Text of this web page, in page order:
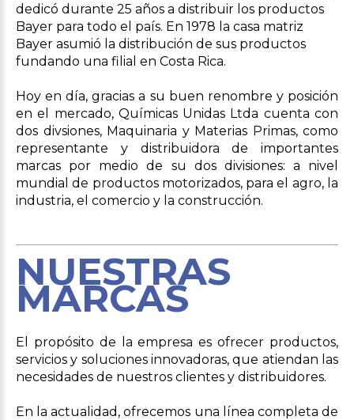
dedicó durante 25 años a distribuir los productos
Bayer para todo el país. En 1978 la casa matriz
Bayer asumió la distribución de sus productos
fundando una filial en Costa Rica.
Hoy en día, gracias a su buen renombre y posición
en el mercado, Químicas Unidas Ltda cuenta con
dos divsiones, Maquinaria y Materias Primas, como
representante y distribuidora de importantes
marcas por medio de su dos divisiones: a nivel
mundial de productos motorizados, para el agro, la
industria, el comercio y la construcción.
NUESTRAS
MARCAS
El propósito de la empresa es ofrecer productos,
servicios y soluciones innovadoras, que atiendan las
necesidades de nuestros clientes y distribuidores.
En la actualidad, ofrecemos una línea completa de